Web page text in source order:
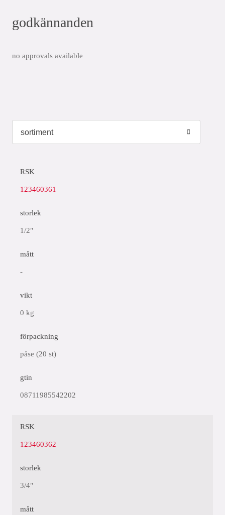
godkännanden
no approvals available
RSK
123460361
storlek
1/2"
mått
-
vikt
0 kg
förpackning
påse (20 st)
gtin
08711985542202
RSK
123460362
storlek
3/4"
mått